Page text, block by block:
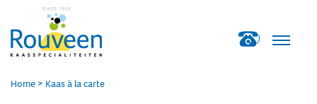
Home > Kaas à la carte